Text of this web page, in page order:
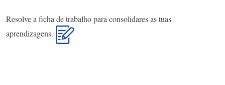
Resolve a ficha de trabalho para consolidares as tuas
aprendizagens.